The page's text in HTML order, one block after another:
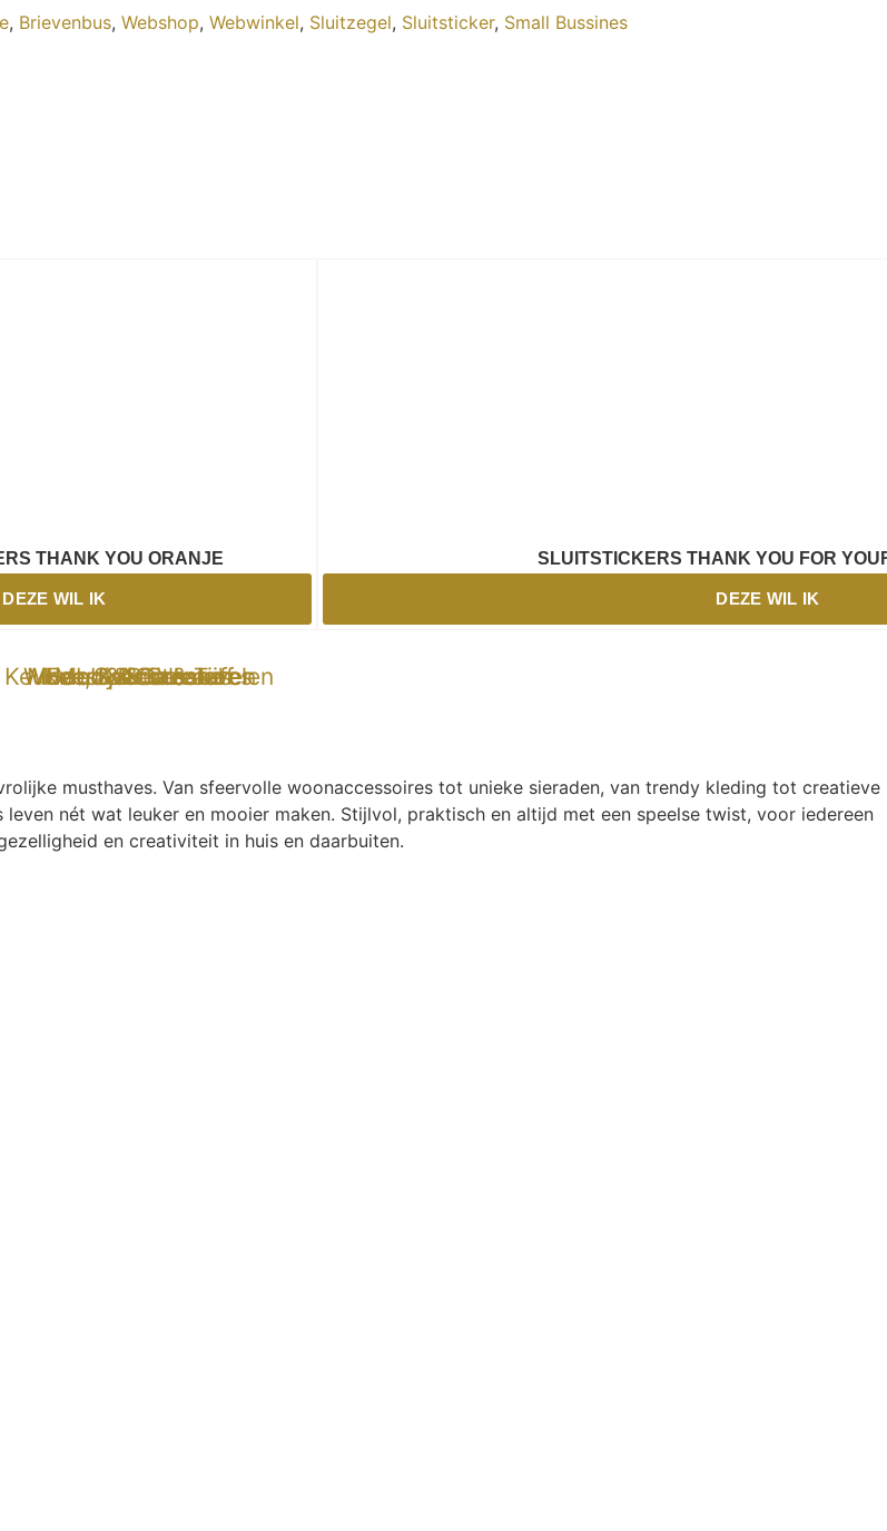
, Brievenbus, Webshop, Webwinkel, Sluitzegel, Sluitsticker, Small Bussines
THANK YOU ORANJE
DEZE WIL IK
SLUITSTICKERS THANK YOU FOR
DEZE WIL IK
Wonen & Buitenleven
Feest & Cadeaus
Mode & Accessoires
Hobby & Creatief
Keuken, Koken & Tafelen
Mooi & Gezond
Specials
musthaves. Van sfeervolle woonaccessoires tot unieke sieraden, van trendy kleding tot creatieve
nét wat leuker en mooier maken. Stijlvol, praktisch en altijd met een speelse twist, voor iedereen
en creativiteit in huis en daarbuiten.